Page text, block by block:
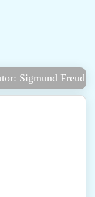
Sigmund Freud